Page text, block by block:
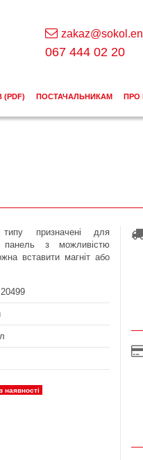
призначені для
панель з можливістю
вставити магніт або
наявності
067 444 02 20
(PDF) ПОСТАЧАЛЬНИКАМ ПРО